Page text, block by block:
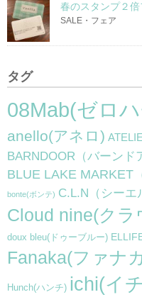
春のスタンプ２倍
SALE・フェア
タグ
08Mab(ゼロ
anello(アネロ)
BARNDOOR（バーンド
BLUE LAKE MARKET
bonte(ボンテ) C.L.N（シーエ
Cloud nine(ク
doux bleu(ドゥーブルー)
Fanaka(ファナ
Hunch(ハンチ) ichi(イ